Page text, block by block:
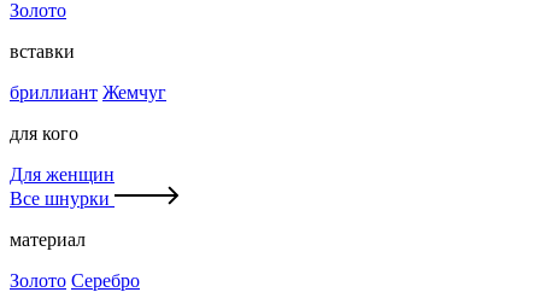
Золото
вставки
бриллиант Жемчуг
для кого
Для женщин
Все шнурки
материал
Золото Серебро